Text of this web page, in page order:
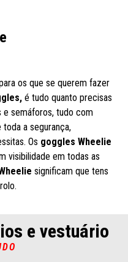
os que se querem fazer
é tudo quanto precisas
e semáforos, tudo com
a segurança,
Os goggles Wheelie
visibilidade em todas as
significam que tens
e vestuário